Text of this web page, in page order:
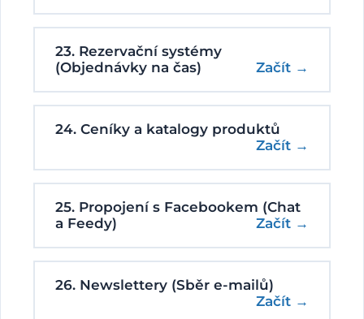
23. Rezervační systémy
(Objednávky na čas)
Začít →
24. Ceníky a katalogy produktů
Začít →
25. Propojení s Facebookem (Chat
a Feedy)
Začít →
26. Newslettery (Sběr e-mailů)
Začít →